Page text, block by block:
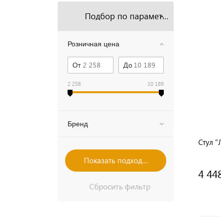
Подбор по параметрам
Розничная цена
От До
2 258 10 189
Бренд
Стул
4